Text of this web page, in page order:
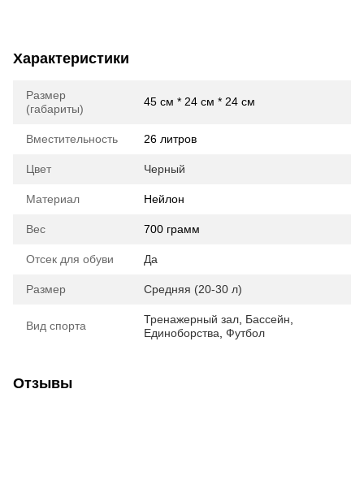
Характеристики
Размер
(габариты)
45 см * 24 см * 24 см
Вместительность 26 литров
Цвет Черный
Материал Нейлон
Вес 700 грамм
Отсек для обуви Да
Размер Средняя (20-30 л)
Вид спорта Тренажерный зал Бассейн
Единоборства Футбол
Отзывы